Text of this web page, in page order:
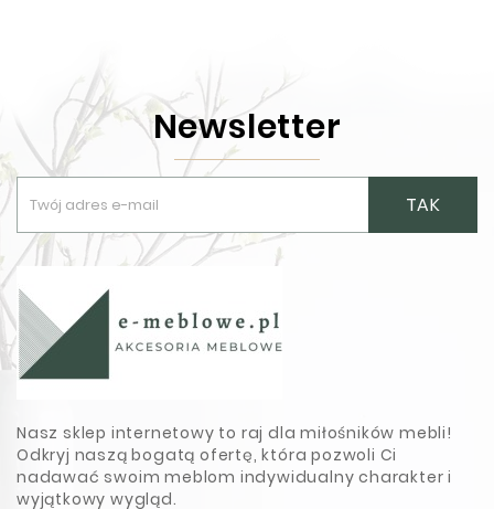
Newsletter
TAK
Nasz sklep internetowy to raj dla miłośników mebli!
Odkryj naszą bogatą ofertę, która pozwoli Ci
nadawać swoim meblom indywidualny charakter i
wyjątkowy wygląd.